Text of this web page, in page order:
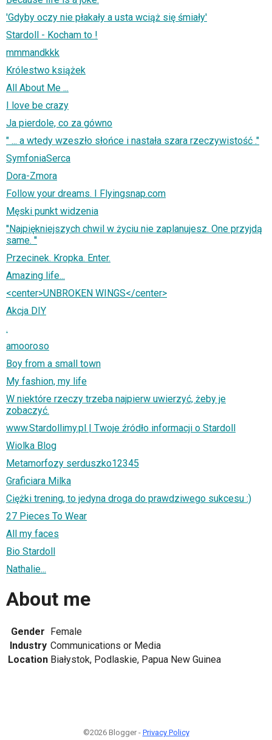
'Gdyby oczy nie płakały a usta wciąż się śmiały'
Stardoll - Kocham to !
mmmandkkk
Królestwo książek
All About Me ...
I love be crazy
Ja pierdole, co za gówno
" ... a wtedy wzeszło słońce i nastała szara rzeczywistość ."
SymfoniaSerca
Dora-Zmora
Follow your dreams. I Flyingsnap.com
Męski punkt widzenia
''Naj­piękniej­szych chwil w życiu nie zap­la­nujesz. One przyjdą
same. ''
Przecinek. Kropka. Enter.
Amazing life...
<center>UNBROKEN WINGS</center>
Akcja DIY
.
amooroso
Boy from a small town
My fashion, my life
W niektóre rzeczy trzeba najpierw uwierzyć, żeby je
zobaczyć.
www.Stardollimy.pl | Twoje źródło informacji o Stardoll
Wiolka Blog
Metamorfozy serduszko12345
Graficiara Milka
Ciężki trening, to jedyna droga do prawdziwego sukcesu :)
27 Pieces To Wear
All my faces
Bio Stardoll
Nathalie...
About me
Gender Female
Industry Communications or Media
Location Białystok, Podlaskie, Papua New Guinea
©2026 Blogger - Privacy Policy